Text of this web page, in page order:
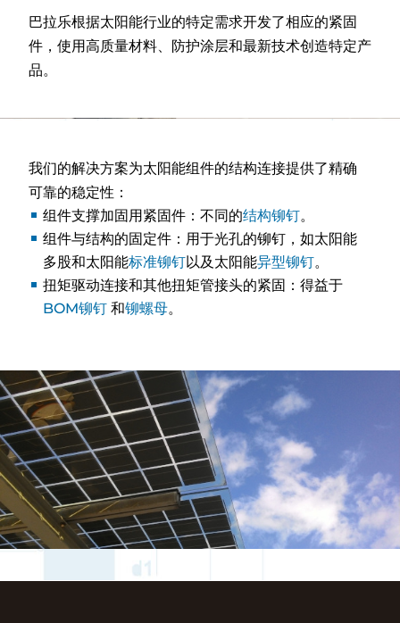
巴拉乐根据太阳能行业的特定需求开发了相应的紧固
件，使用高质量材料、防护涂层和最新技术创造特定产
品。
我们的解决方案为太阳能组件的结构连接提供了精确
可靠的稳定性：
组件支撑加固用紧固件：不同的结构铆钉。
组件与结构的固定件：用于光孔的铆钉，如太阳能
多股和太阳能标准铆钉以及太阳能异型铆钉。
扭矩驱动连接和其他扭矩管接头的紧固：得益于
BOM铆钉 和铆螺母。